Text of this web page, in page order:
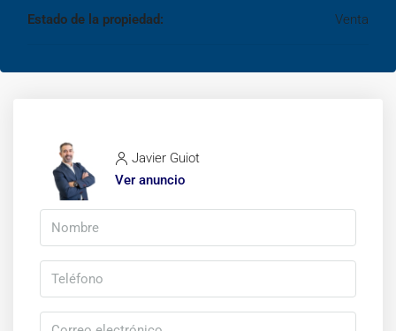
Estado de la propiedad: Venta
Javier Guiot
Ver anuncio